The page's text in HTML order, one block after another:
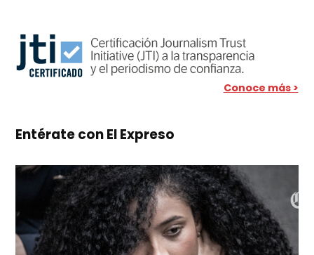
Conoce más >
Entérate con El Expreso